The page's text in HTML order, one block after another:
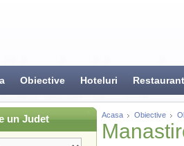
Obiective Hoteluri
un Judet Acasa Obiective